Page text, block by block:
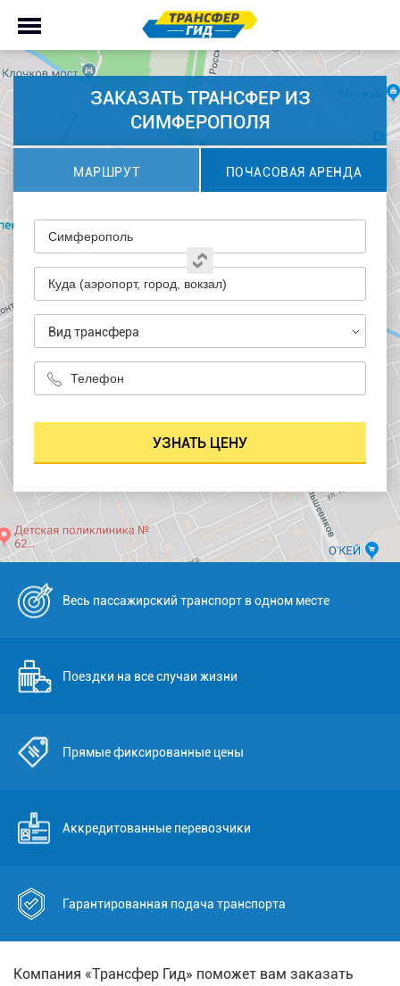
ЗАКАЗАТЬ ТРАНСФЕР ИЗ
СИМФЕРОПОЛЯ
МАРШРУТ ПОЧАСОВАЯ АРЕНДА
Вид трансфера
Весь пассажирский транспорт в одном месте
Поездки на все случаи жизни
Прямые фиксированные цены
Аккредитованные перевозчики
Гарантированная подача транспорта
Компания «Трансфер Гид» поможет вам заказать